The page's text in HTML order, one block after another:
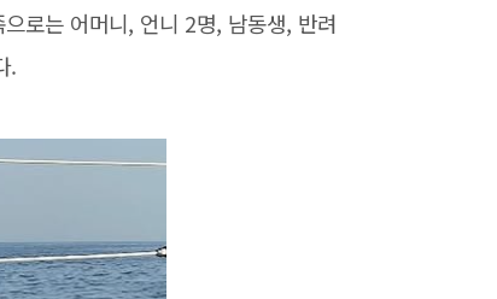
로는 어머니, 언니 2명, 남동생, 반려
.